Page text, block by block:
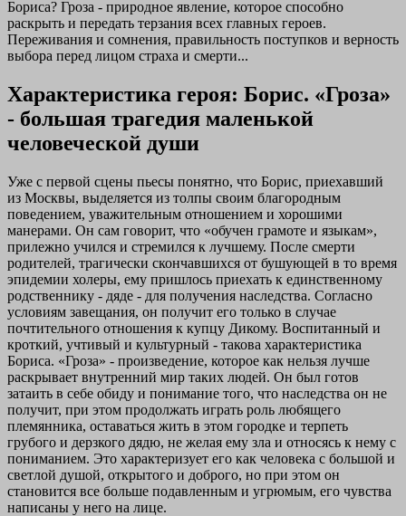
Бориса? Гроза - природное явление, которое способно
раскрыть и передать терзания всех главных героев.
Переживания и сомнения, правильность поступков и верность
выбора перед лицом страха и смерти...
Характеристика героя: Борис. «Гроза»
- большая трагедия маленькой
человеческой души
Уже с первой сцены пьесы понятно, что Борис, приехавший
из Москвы, выделяется из толпы своим благородным
поведением, уважительным отношением и хорошими
манерами. Он сам говорит, что «обучен грамоте и языкам»,
прилежно учился и стремился к лучшему. После смерти
родителей, трагически скончавшихся от бушующей в то время
эпидемии холеры, ему пришлось приехать к единственному
родственнику - дяде - для получения наследства. Согласно
условиям завещания, он получит его только в случае
почтительного отношения к купцу Дикому. Воспитанный и
кроткий, учтивый и культурный - такова характеристика
Бориса. «Гроза» - произведение, которое как нельзя лучше
раскрывает внутренний мир таких людей. Он был готов
затаить в себе обиду и понимание того, что наследства он не
получит, при этом продолжать играть роль любящего
племянника, оставаться жить в этом городке и терпеть
грубого и дерзкого дядю, не желая ему зла и относясь к нему с
пониманием. Это характеризует его как человека с большой и
светлой душой, открытого и доброго, но при этом он
становится все больше подавленным и угрюмым, его чувства
написаны у него на лице.